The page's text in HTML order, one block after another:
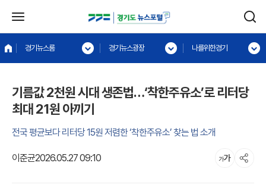
경기뉴스룸 경기뉴스광장 나를위한경기
기름값 2천원 시대 생존법…‘착한주유소’로 리터당
최대 21원 아끼기
전국 평균보다 리터당 15원 저렴한 ‘착한주유소’ 찾는 법 소개
이준균2026.05.27 09:10